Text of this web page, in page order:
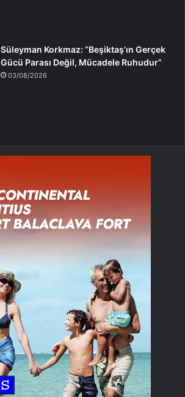
Süleyman Korkmaz: “Beşiktaş’ın Gerçek
Gücü Parası Değil, Mücadele Ruhudur”
03/08/2026